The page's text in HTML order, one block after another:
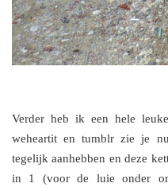
Verder heb ik een hele
weheartit en tumblr zie je
tegelijk aanhebben en deze
in 1 (voor de luie onder